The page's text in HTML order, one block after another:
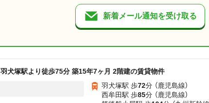
新着メール通知を受け取る
羽犬塚駅より徒歩75分 築15年7ヶ月 2階建の賃貸物件
羽犬塚駅 歩72分 （鹿児島線）
西牟田駅 歩85分 （鹿児島線）